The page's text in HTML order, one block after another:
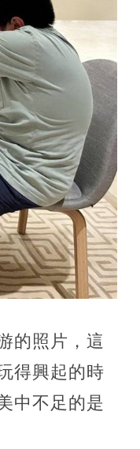
的照片，這
得興起的時
中不足的是